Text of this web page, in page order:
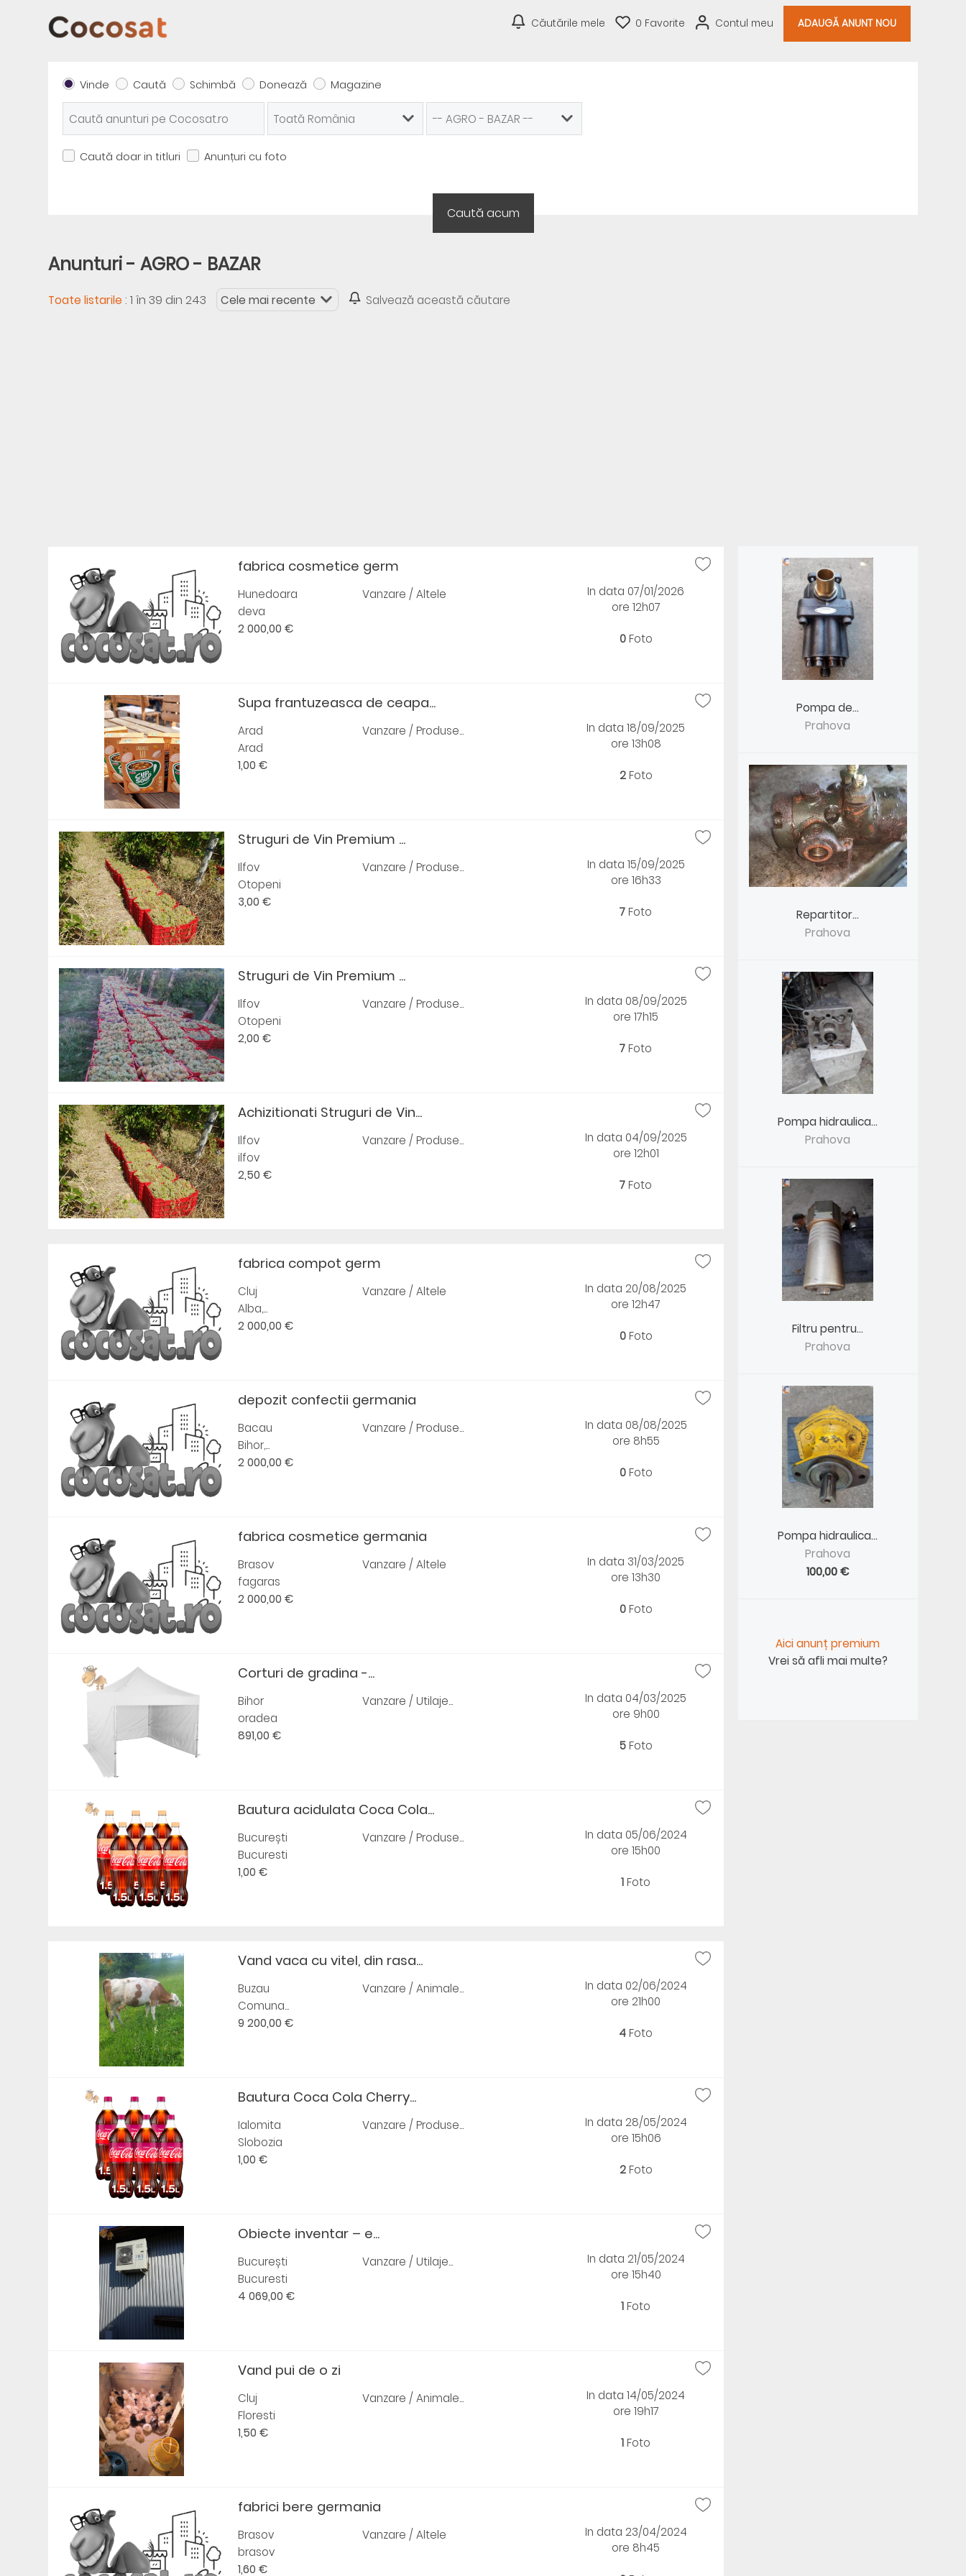
Căutările mele 0 Favorite Contul meu ADAUGĂ ANUNT NOU
Vinde Caută Schimbă Donează Magazine
Caută doar in titluri Anunțuri cu foto
Anunturi - AGRO - BAZAR
Toate listarile :1 în 39 din 243 Salvează această căutare
fabrica cosmetice germ
Hunedoara
deva
2 000,00 €
Vanzare / Altele
In data 07/01/2026
ore 12h07
0Foto
Supa frantuzeasca de ceapa...
Arad
Arad
1,00 €
Vanzare / Produse...
In data 18/09/2025
ore 13h08
2Foto
Struguri de Vin Premium ...
Ilfov
Otopeni
3,00 €
Vanzare / Produse...
In data 15/09/2025
ore 16h33
7 Foto
Struguri de Vin Premium ...
Ilfov
Otopeni
2,00 €
Vanzare / Produse...
In data 08/09/2025
ore 17h15
7 Foto
Achizitionati Struguri de Vin...
Ilfov
ilfov
2,50 €
Vanzare / Produse...
In data 04/09/2025
ore 12h01
7 Foto
fabrica compot germ
Cluj
Alba,...
2 000,00 €
Vanzare / Altele
In data 20/08/2025
ore 12h47
0Foto
depozit confectii germania
Bacau
Bihor,...
2 000,00 €
Vanzare / Produse...
In data 08/08/2025
ore 8h55
0Foto
fabrica cosmetice germania
Brasov
fagaras
2 000,00 €
Vanzare / Altele
In data 31/03/2025
ore 13h30
0Foto
Corturi de gradina -...
Bihor
oradea
891,00 €
Vanzare / Utilaje...
In data 04/03/2025
ore 9h00
5Foto
Bautura acidulata Coca Cola...
București
Bucuresti
1,00 €
Vanzare / Produse...
In data 05/06/2024
ore 15h00
1 Foto
Vand vaca cu vitel, din rasa...
Buzau
Comuna...
9 200,00 €
Vanzare / Animale...
In data 02/06/2024
ore 21h00
4 Foto
Bautura Coca Cola Cherry...
Ialomita
Slobozia
1,00 €
Vanzare / Produse...
In data 28/05/2024
ore 15h06
2Foto
Obiecte inventar – e...
București
Bucuresti
4 069,00 €
Vanzare / Utilaje...
In data 21/05/2024
ore 15h40
1 Foto
Vand pui de o zi
Cluj
Floresti
1,50 €
Vanzare / Animale...
In data 14/05/2024
ore 19h17
1 Foto
fabrici bere germania
Brasov
brasov
1,60 €
Vanzare / Altele
In data 23/04/2024
ore 8h45
Pompa de...
Prahova
Repartitor...
Prahova
Pompa hidraulica...
Prahova
Filtru pentru...
Prahova
Pompa hidraulica...
Prahova
100,00 €
Aici anunț premium
Vrei să afli mai multe?